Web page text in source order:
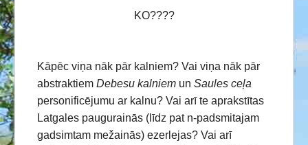
KO????
Kāpēc viņa nāk pār kalniem? Vai viņa nāk pār
abstraktiem Debesu kalniemun Saules ceļa
personificējumu ar kalnu? Vai arī te aprakstītas
Latgales paugurainās (līdz pat n-padsmitajam
gadsimtam mežainās) ezerlejas? Vai arī